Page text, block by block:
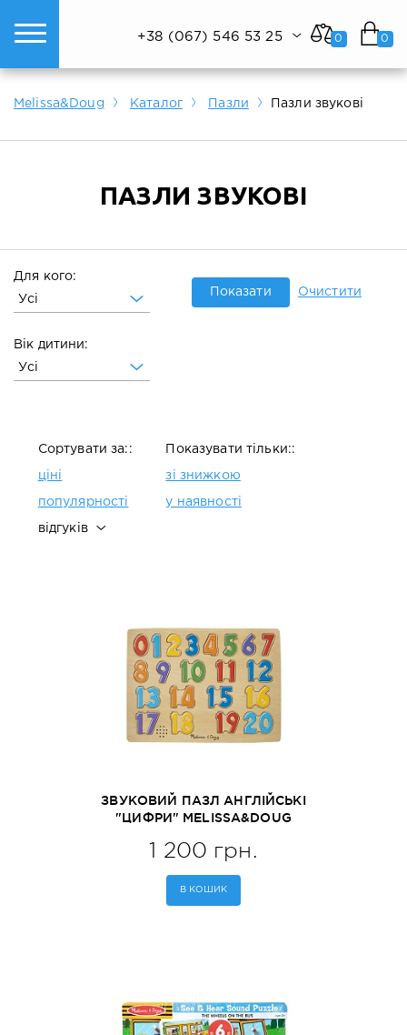
Показати все
Показати все
Показати все
+38 (067) 546 53 25
Melissa&Doug Каталог Пазли Пазли звукові
ПАЗЛИ ЗВУКОВІ
Показати Очистити
Для кого:
Усі
Вік дитини:
Усі
Сортувати за::
ціні
популярності
відгуків
Показувати тільки::
зі знижкою
у наявності
ЗВУКОВИЙ ПАЗЛ АНГЛІЙСЬКІ
"ЦИФРИ" MELISSA&DOUG
1 200 грн.
В КОШИК
0 0